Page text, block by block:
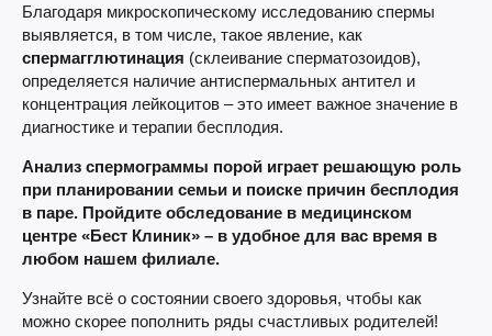
Благодаря микроскопическому исследованию спермы
выявляется, в том числе, такое явление, как
спермагглютинация (склеивание сперматозоидов),
определяется наличие антиспермальных антител и
концентрация лейкоцитов – это имеет важное значение в
диагностике и терапии бесплодия.
Анализ спермограммы порой играет решающую роль
при планировании семьи и поиске причин бесплодия
в паре. Пройдите обследование в медицинском
центре «Бест Клиник» – в удобное для вас время в
любом нашем филиале.
Узнайте всё о состоянии своего здоровья, чтобы как
можно скорее пополнить ряды счастливых родителей!